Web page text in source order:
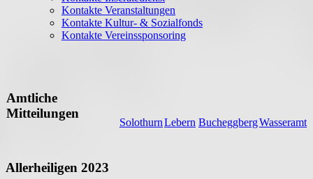
Kontakte Veranstaltungen
Kontakte Kultur- & Sozialfonds
Kontakte Vereinssponsoring
Amtliche
Mitteilungen
SolothurnLebern BucheggbergWasseramt
Allerheiligen 2023